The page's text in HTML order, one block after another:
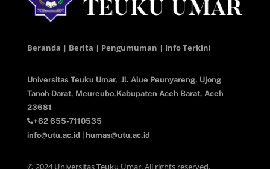
Beranda | Berita | Pengumuman | Info Terkini
Universitas Teuku Umar, Jl. Alue Peunyareng, Ujong
Tanoh Darat, Meureubo,Kabupaten Aceh Barat, Aceh
23681
+62 655-7110535
info@utu.ac.id
humas@utu.ac.id
© 2024 Universitas Teuku Umar. All rights reserved.